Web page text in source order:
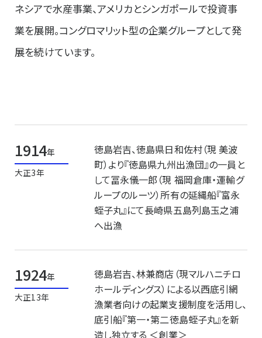
ネシアで水産事業、アメリカとシンガポールで投資事
業を展開。コングロマリット型の企業グループとして発
展を続けています。
1914年
大正3年
徳島岩吉、徳島県日和佐村（現 美波
町）より『徳島県九州出漁団』の一員と
して冨永儀一郎（現 福岡倉庫・運輸グ
ループのルーツ）所有の延縄船『富永
蛭子丸』にて長崎県五島列島玉之浦
へ出漁
1924年
大正13年
徳島岩吉、林兼商店（現マルハニチロ
ホールディングス）による以西底引網
漁業者向けの起業支援制度を活用し、
底引船『第一・第二徳島蛭子丸』を新
造し独立する ＜創業＞